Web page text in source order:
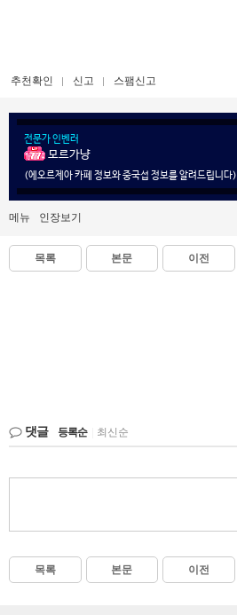
추천확인 신고 스팸신고
전문가 인벤러
모르가냥
(에오르제아 카페 정보와 중국섭 정보를 알려드립니다)
메뉴 인장보기
목록 본문 이전
댓글 등록순 최신순
목록 본문 이전